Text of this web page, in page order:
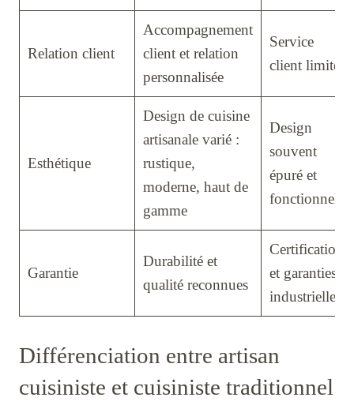
Relation client
Accompagnement
client et relation
personnalisée
Service
client limité
Esthétique
Design de cuisine
artisanale varié :
rustique,
moderne, haut de
gamme
Design
souvent
épuré et
fonctionnel
Garantie
Durabilité et
qualité reconnues
Certifications
et garanties
industrielles
Différenciation entre artisan
cuisiniste et cuisiniste traditionnel